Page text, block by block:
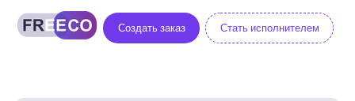
Создать заказ Стать исполнителем